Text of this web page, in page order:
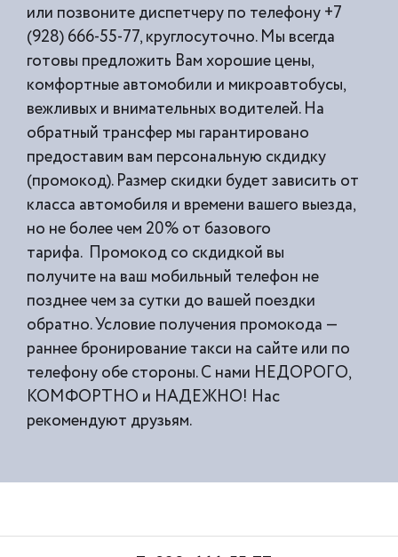
или позвоните диспетчеру по телефону +7
(928) 666-55-77, круглосуточно. Мы всегда
готовы предложить Вам хорошие цены,
комфортные автомобили и микроавтобусы,
вежливых и внимательных водителей. На
обратный трансфер мы гарантировано
предоставим вам персональную скдидку
(промокод). Размер скидки будет зависить от
класса автомобиля и времени вашего выезда,
но не более чем 20% от базового
тарифа. Промокод со скдидкой вы
получите на ваш мобильный телефон не
позднее чем за сутки до вашей поездки
обратно. Условие получения промокода —
раннее бронирование такси на сайте или по
телефону обе стороны. С нами НЕДОРОГО,
КОМФОРТНО и НАДЕЖНО! Нас
рекомендуют друзьям.